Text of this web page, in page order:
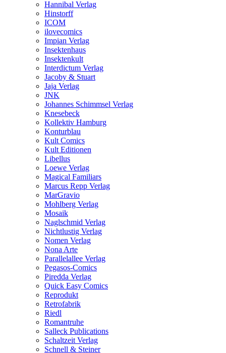
Hannibal Verlag
Hinstorff
ICOM
ilovecomics
Impian Verlag
Insektenhaus
Insektenkult
Interdictum Verlag
Jacoby & Stuart
Jaja Verlag
JNK
Johannes Schimmsel Verlag
Knesebeck
Kollektiv Hamburg
Konturblau
Kult Comics
Kult Editionen
Libellus
Loewe Verlag
Magical Familiars
Marcus Repp Verlag
MarGravio
Mohlberg Verlag
Mosaik
Naglschmid Verlag
Nichtlustig Verlag
Nomen Verlag
Nona Arte
Parallelallee Verlag
Pegasos-Comics
Piredda Verlag
Quick Easy Comics
Reprodukt
Retrofabrik
Riedl
Romantruhe
Salleck Publications
Schaltzeit Verlag
Schnell & Steiner